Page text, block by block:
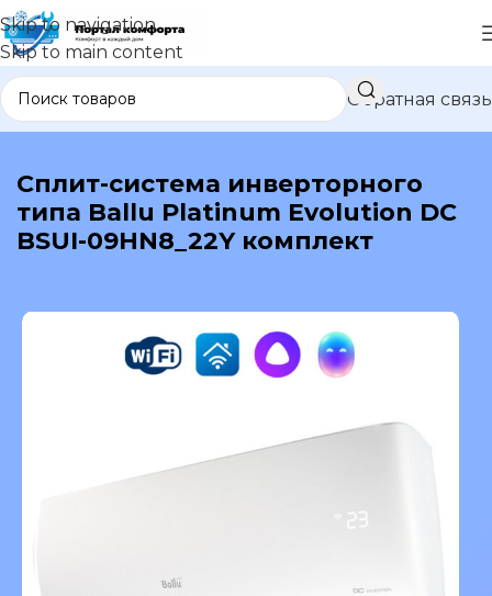
Skip to navigation
Skip to main content
Обратная связь
В каталог
Сплит-система инверторного
типа Ballu Platinum Evolution DC
BSUI-09HN8_22Y комплект